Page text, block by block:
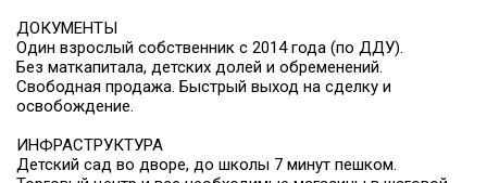
ДОКУМЕНТЫ
Один взрослый собственник с 2014 года (по ДДУ).
Без маткапитала, детских долей и обременений.
Свободная продажа. Быстрый выход на сделку и
освобождение.
ИНФРАСТРУКТУРА
Детский сад во дворе, до школы 7 минут пешком.